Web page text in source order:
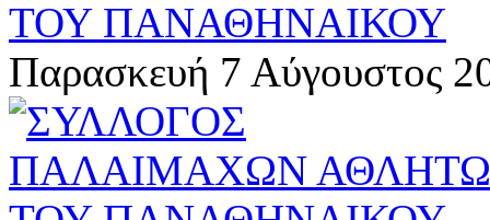
Παρασκευή 7 Αύγουστος